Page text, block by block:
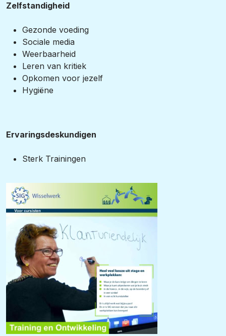
Zelfstandigheid
Gezonde voeding
Sociale media
Weerbaarheid
Leren van kritiek
Opkomen voor jezelf
Hygiëne
Ervaringsdeskundigen
Sterk Trainingen